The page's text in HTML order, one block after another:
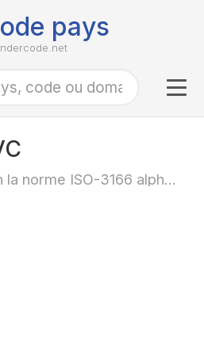
pays
Nom de pays selon la norme ISO-3166 alpha-2